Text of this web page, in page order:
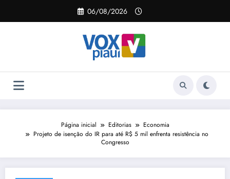
o
06/08/2026
Página inicial Editorias
Economia
Projeto de isenção do IR para até R$ 5 mil enfrenta resistência no
Congresso